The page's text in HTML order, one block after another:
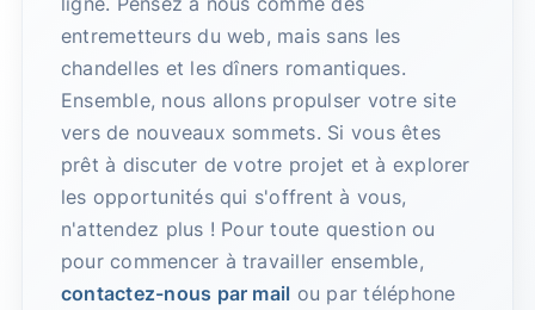
entremetteurs du web, mais sans les
chandelles et les dîners romantiques.
Ensemble, nous allons propulser votre site
vers de nouveaux sommets. Si vous êtes
prêt à discuter de votre projet et à explorer
les opportunités qui s'offrent à vous,
n'attendez plus ! Pour toute question ou
pour commencer à travailler ensemble,
contactez-nous par mail ou par téléphone